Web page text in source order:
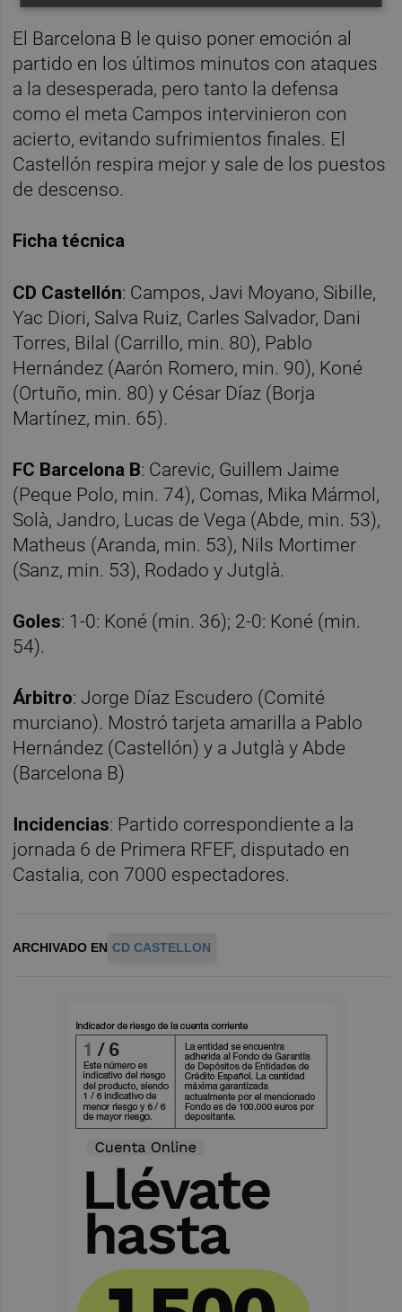
El Barcelona B le quiso poner emoción al
partido en los últimos minutos con ataques
a la desesperada, pero tanto la defensa
como el meta Campos intervinieron con
acierto, evitando sufrimientos finales. El
Castellón respira mejor y sale de los puestos
de descenso.
Ficha técnica
CD Castellón: Campos, Javi Moyano, Sibille,
Yac Diori, Salva Ruiz, Carles Salvador, Dani
Torres, Bilal (Carrillo, min. 80), Pablo
Hernández (Aarón Romero, min. 90), Koné
(Ortuño, min. 80) y César Díaz (Borja
Martínez, min. 65).
FC Barcelona B: Carevic, Guillem Jaime
(Peque Polo, min. 74), Comas, Mika Mármol,
Solà, Jandro, Lucas de Vega (Abde, min. 53),
Matheus (Aranda, min. 53), Nils Mortimer
(Sanz, min. 53), Rodado y Jutglà.
Goles: 1-0: Koné (min. 36); 2-0: Koné (min.
54).
Árbitro: Jorge Díaz Escudero (Comité
murciano). Mostró tarjeta amarilla a Pablo
Hernández (Castellón) y a Jutglà y Abde
(Barcelona B)
Incidencias: Partido correspondiente a la
jornada 6 de Primera RFEF, disputado en
Castalia, con 7000 espectadores.
ARCHIVADO EN CD CASTELLON